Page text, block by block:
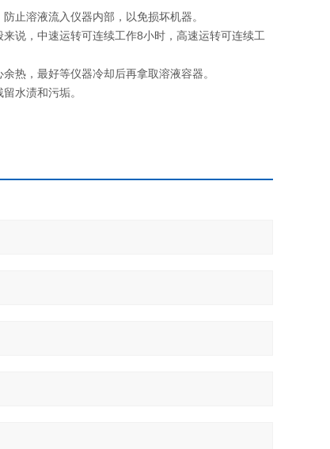
止溶液流入仪器内部，以免损坏机器。
说，中速运转可连续工作8小时，高速运转可连续工
热，最好等仪器冷却后再拿取溶液容器。
水渍和污垢。